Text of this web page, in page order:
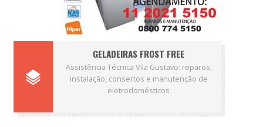
GELADEIRAS FROST FREE
Assistência Técnica Vila Gustavo: reparos,
instalação, consertos e manutenção de
eletrodomésticos